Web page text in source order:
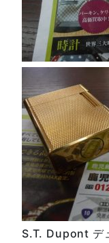
S.T. Dupont デ